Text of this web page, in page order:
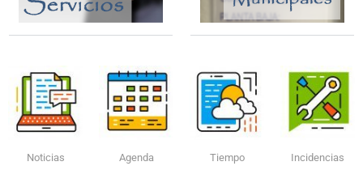
Noticias Agenda Tiempo Incidencias